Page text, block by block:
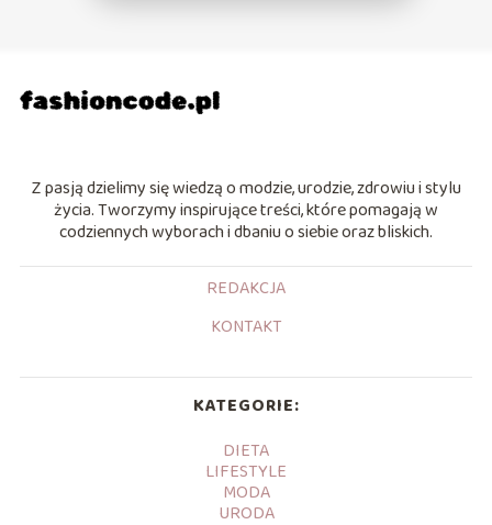
Z pasją dzielimy się wiedzą o modzie, urodzie, zdrowiu i stylu
życia. Tworzymy inspirujące treści, które pomagają w
codziennych wyborach i dbaniu o siebie oraz bliskich.
REDAKCJA
KONTAKT
KATEGORIE:
DIETA
LIFESTYLE
MODA
URODA